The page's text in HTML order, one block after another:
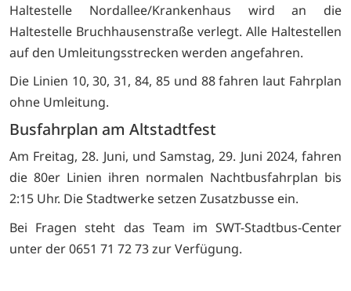
Haltestelle Nordallee/Krankenhaus wird an die
Haltestelle Bruchhausenstraße verlegt. Alle Haltestellen
auf den Umleitungsstrecken werden angefahren.
Die Linien 10, 30, 31, 84, 85 und 88 fahren laut Fahrplan
ohne Umleitung.
Busfahrplan am Altstadtfest
Am Freitag, 28. Juni, und Samstag, 29. Juni 2024, fahren
die 80er Linien ihren normalen Nachtbusfahrplan bis
2:15 Uhr. Die Stadtwerke setzen Zusatzbusse ein.
Bei Fragen steht das Team im SWT-Stadtbus-Center
unter der 0651 71 72 73 zur Verfügung.